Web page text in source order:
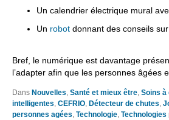
Un calendrier électrique mural
Un robot donnant des conseils
Bref, le numérique est davantage
l’adapter afin que les personnes âgées
Dans Nouvelles, Santé et mieux être, Soins à
intelligentes, CEFRIO, Détecteur de chutes,
personnes agées, Technologie, Technologies